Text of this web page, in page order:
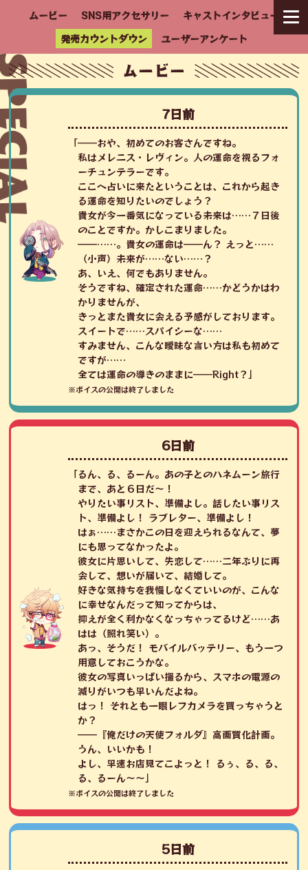
ムービー SNS用アクセサリー
キャストインタビュー
発売カウントダウン
ユーザーアンケート
7日前
「――おや、初めてのお客さんですね。
私はメレニス・レヴィン。人の運命を視るフォ
ーチュンテラーです。
ここへ占いに来たということは、これから起き
る運命を知りたいのでしょう？
貴女が今一番気になっている未来は……７日後
のことですか。かしこまりました。
――……。貴女の運命は――ん？ えっと……
（小声）未来が……ない……？
あ、いえ、何でもありません。
そうですね、確定された運命……かどうかはわ
かりませんが、
きっとまた貴女に会える予感がしております。
スイートで……スパイシーな……
すみません、こんな曖昧な言い方は私も初めて
ですが……
全ては運命の導きのままに――Right？」
※ボイスの公開は終了しました
6日前
「るん、る、るーん。あの子とのハネムーン旅行
まで、あと６日だ～！
やりたい事リスト、準備よし。話したい事リス
ト、準備よし！ ラブレター、準備よし！
はぁ……まさかこの日を迎えられるなんて、夢
にも思ってなかったよ。
彼女に片思いして、失恋して……二年ぶりに再
会して、想いが届いて、結婚して。
好きな気持ちを我慢しなくていいのが、こんな
に幸せなんだって知ってからは、
抑えが全く利かなくなっちゃってるけど……あ
はは（照れ笑い）。
あっ、そうだ！ モバイルバッテリー、もう一つ
用意しておこうかな。
彼女の写真いっぱい撮るから、スマホの電源の
減りがいつも早いんだよね。
はっ！ それとも一眼レフカメラを買っちゃうと
か？
――『俺だけの天使フォルダ』高画質化計画。
うん、いいかも！
よし、早速お店見てこよっと！ るぅ、る、る、
る、るーん～～」
※ボイスの公開は終了しました
5日前